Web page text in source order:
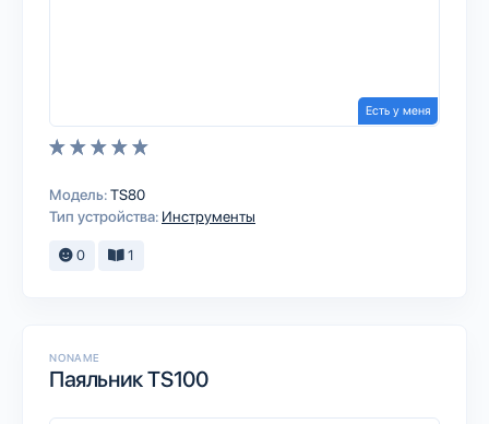
Есть у меня
Модель:TS80
Тип устройства: Инструменты
0 1
NONAME
Паяльник TS100